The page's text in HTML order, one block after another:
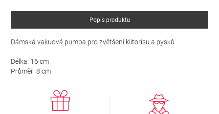
Popis produktu
Dámská vakuová pumpa pro zvětšení klitorisu a pysků.
Délka: 16 cm
Průměr: 8 cm